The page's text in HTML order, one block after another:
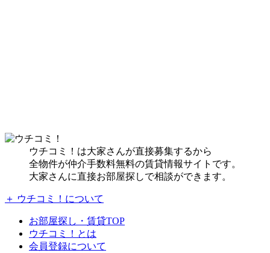
ウチコミ！は大家さんが直接募集するから
全物件が仲介手数料無料の賃貸情報サイトです。
大家さんに直接お部屋探しで相談ができます。
＋ ウチコミ！について
お部屋探し・賃貸TOP
ウチコミ！とは
会員登録について